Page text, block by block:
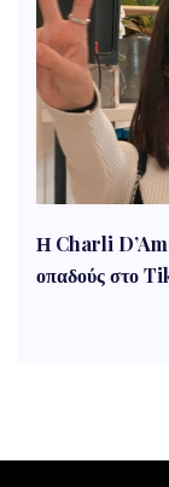
Η Charli
οπαδούς στο